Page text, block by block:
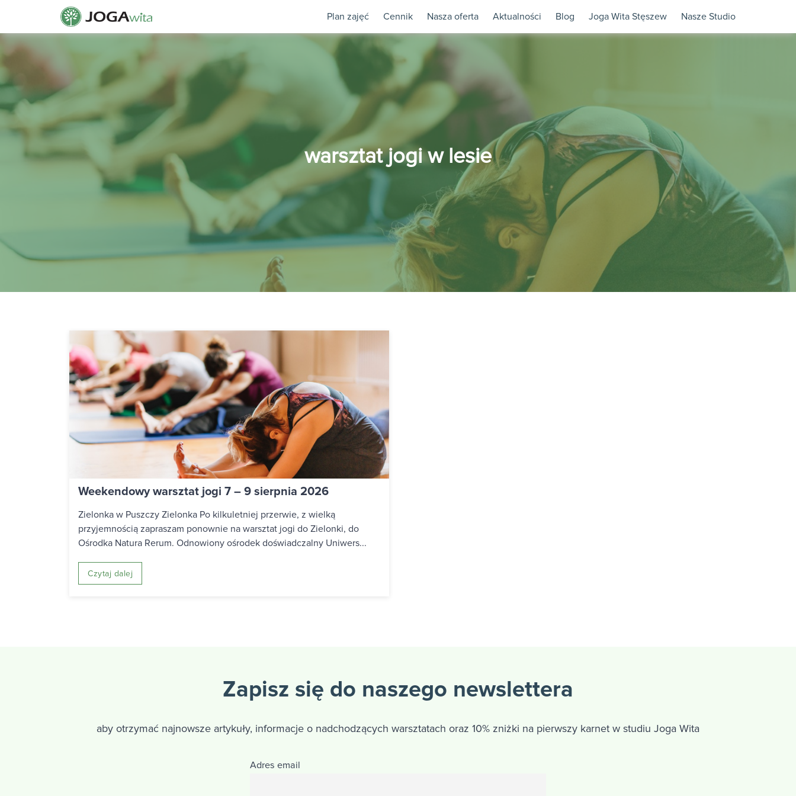
Plan zajęć Cennik Nasza oferta Aktualności Blog Joga Wita Stęszew Nasze Studio
warsztat jogi w lesie
Weekendowy warsztat jogi 7 – 9 sierpnia 2026
Zielonka w Puszczy Zielonka Po kilkuletniej przerwie, z wielką
przyjemnością zapraszam ponownie na warsztat jogi do Zielonki, do
Ośrodka Natura Rerum. Odnowiony ośrodek doświadczalny Uniwers...
Czytaj dalej
Zapisz się do naszego newslettera
aby otrzymać najnowsze artykuły, informacje o nadchodzących warsztatach oraz 10% zniżki na pierwszy karnet w studiu Joga Wita
Adres email